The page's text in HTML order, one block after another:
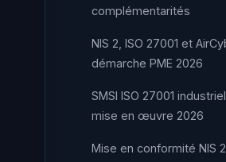
complémentarités
NIS 2, ISO 27001 et
démarche PME 2026
SMSI ISO 27001
mise en œuvre 2026
Mise en conformité NIS